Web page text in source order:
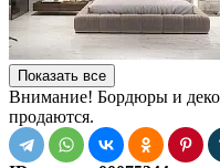
Показать все
Внимание! Бордюры и
продаются.